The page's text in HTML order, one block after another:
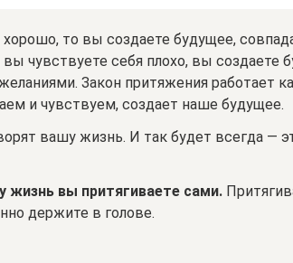
хорошо, то вы создаете будущее,
чувствуете себя плохо, вы создаете
Закон притяжения работает
и чувствуем, создает наше будущее.
вашу жизнь. И так будет всегда —
жизнь вы притягиваете сами.
держите в голове.